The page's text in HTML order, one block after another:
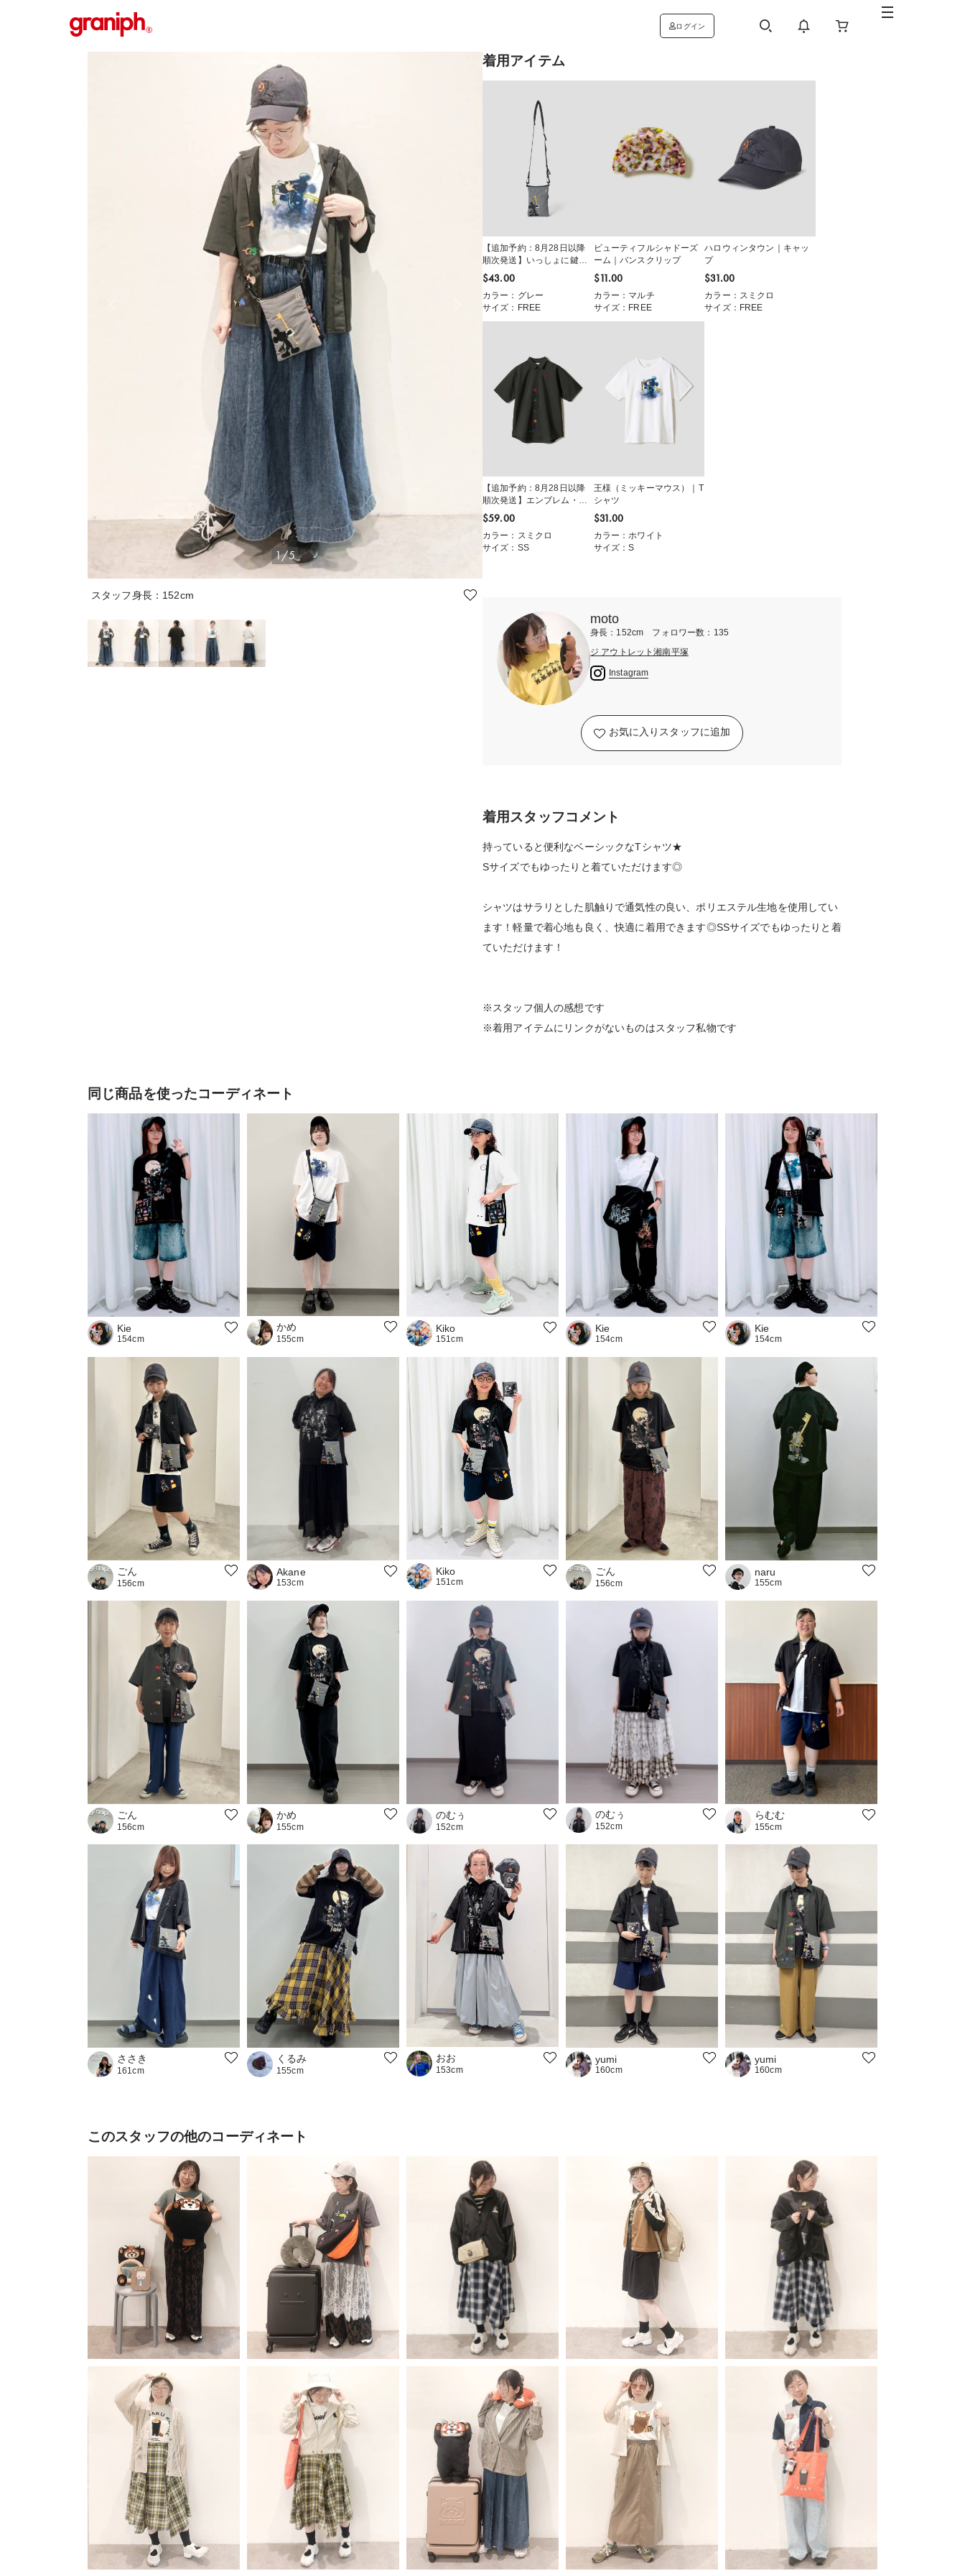
ログイン
1/5
スタッフ身長：152cm
着用アイテム
【追加予約：8月28日以降
順次発送】いっしょに鍵を
かけよう！｜ハンディショ
ルダーバッグ
$‌43.00
カラー：グレー
サイズ：FREE
ビューティフルシャドーズ
ーム｜バンスクリップ
$‌11.00
カラー：マルチ
サイズ：FREE
ハロウィンタウン｜キャッ
プ
$‌31.00
カラー：スミクロ
サイズ：FREE
【追加予約：8月28日以降
順次発送】エンブレム・ハ
ートレス｜ルーズフィット
半袖シャツ
$‌59.00
カラー：スミクロ
サイズ：SS
王様（ミッキーマウス）｜T
シャツ
$‌31.00
カラー：ホワイト
サイズ：S
moto
身長：152cm フォロワー数：135
ジ アウトレット湘南平塚
Instagram
お気に入りスタッフに追加
着用スタッフコメント
持っていると便利なベーシックなTシャツ★
Sサイズでもゆったりと着ていただけます◎
シャツはサラリとした肌触りで通気性の良い、ポリエステル生地を使用してい
ます！軽量で着心地も良く、快適に着用できます◎SSサイズでもゆったりと着
ていただけます！
※スタッフ個人の感想です
※着用アイテムにリンクがないものはスタッフ私物です
同じ商品を使ったコーディネート
Kie
154cm
かめ
155cm
Kiko
151cm
Kie
154cm
Kie
154cm
ごん
156cm
Akane
153cm
Kiko
151cm
ごん
156cm
naru
155cm
ごん
156cm
かめ
155cm
のむぅ
152cm
のむぅ
152cm
らむむ
155cm
ささき
161cm
くるみ
155cm
おお
153cm
yumi
160cm
yumi
160cm
このスタッフの他のコーディネート